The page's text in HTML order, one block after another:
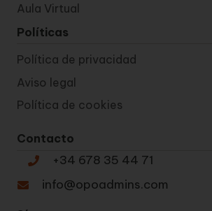
Aula Virtual
Políticas
Política de privacidad
Aviso legal
Política de cookies
Contacto
+34 678 35 44 71
info@opoadmins.com